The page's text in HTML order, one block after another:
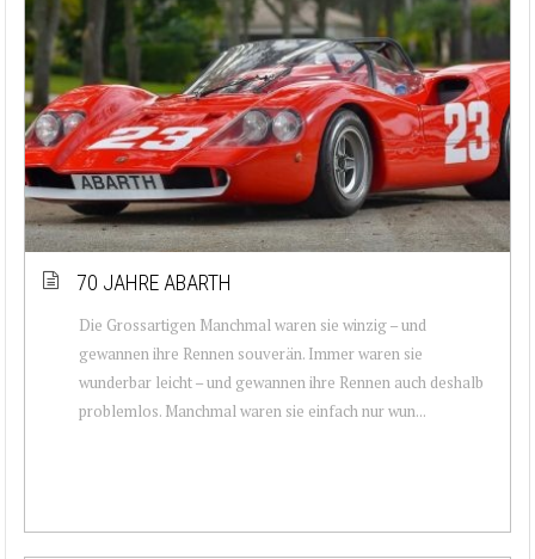
70 JAHRE ABARTH
Die Grossartigen Manchmal waren sie winzig – und
gewannen ihre Rennen souverän. Immer waren sie
wunderbar leicht – und gewannen ihre Rennen auch deshalb
problemlos. Manchmal waren sie einfach nur wun...